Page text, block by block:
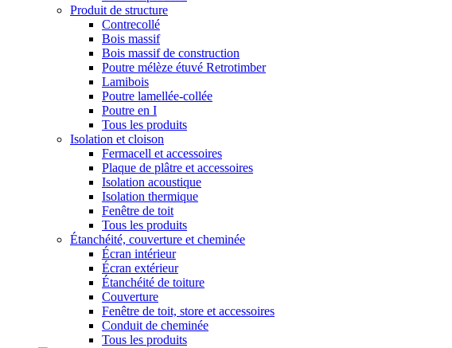
Produit de structure
Contrecollé
Bois massif
Bois massif de construction
Poutre mélèze étuvé Retrotimber
Lamibois
Poutre lamellée-collée
Poutre en I
Tous les produits
Isolation et cloison
Fermacell et accessoires
Plaque de plâtre et accessoires
Isolation acoustique
Isolation thermique
Fenêtre de toit
Tous les produits
Étanchéité, couverture et cheminée
Écran intérieur
Écran extérieur
Étanchéité de toiture
Couverture
Fenêtre de toit, store et accessoires
Conduit de cheminée
Tous les produits